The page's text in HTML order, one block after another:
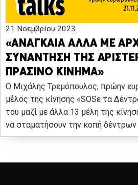
21 Νοεμβρίου 2023
«ΑΝΑΓΚΑΙΑ ΑΛΛΑ ΜΕ
ΣΥΝΑΝΤΗΣΗ ΤΗΣ
ΠΡΑΣΙΝΟ ΚΙΝΗΜΑ»
O Μιχάλης Τρεμόπουλος, πρώην
μέλος της κίνησης «SOSε τα
του μαζί με άλλα 13 μέλη της
να σταματήσουν την κοπή